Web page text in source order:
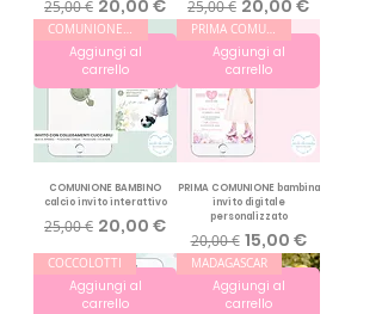
25,00 € 20,00 € 25,00 € 20,00 €
Aggiungi al
carrello
COMUNIONE interattivo
COMUNIONE BAMBINO
calcio invito interattivo
Prezzo regolare
25,00 € Prezzo scontato
20,00 €
Aggiungi al
carrello
PRIMA COMUNIONE
PRIMA COMUNIONE bambina
invito digitale
personalizzato
Prezzo regolare
20,00 € Prezzo scontato
15,00 €
Aggiungi al
carrello
COCCOLOTTI
Aggiungi al
carrello
MADAGASCAR